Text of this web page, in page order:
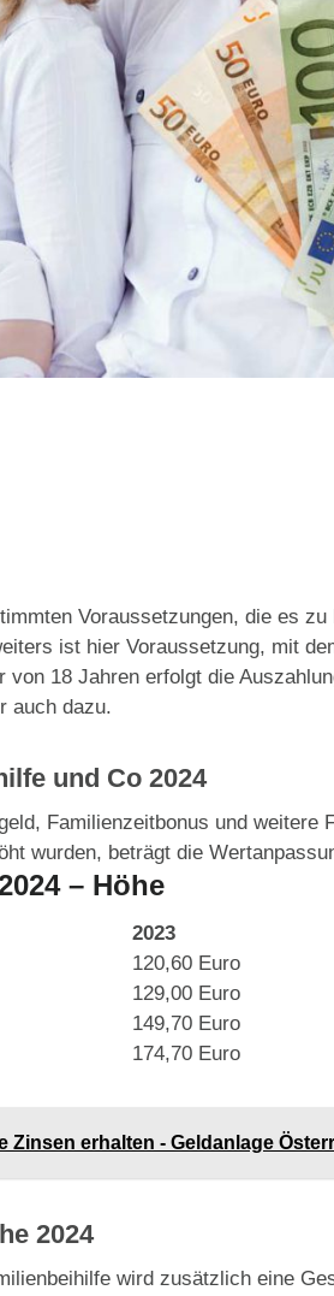
Voraussetzungen, die es
ist hier Voraussetzung, mit
18 Jahren erfolgt die
auch dazu.
und Co 2024
Familienzeitbonus und weitere
wurden, beträgt die
– Höhe
2023
120,60 Euro
129,00 Euro
149,70 Euro
174,70 Euro
Zinsen erhalten - Geldanlage
2024
wird zusätzlich eine